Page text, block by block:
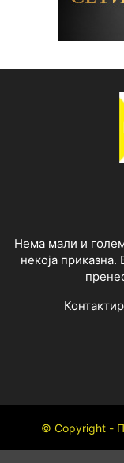
Нема мали и
некоја
© Copyright -